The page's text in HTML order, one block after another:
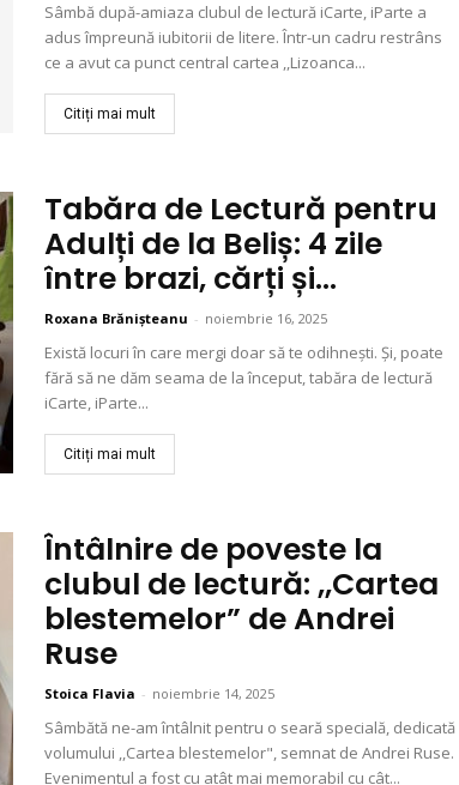
Sâmbă după-amiaza clubul de lectură iCarte, iParte a
adus împreună iubitorii de litere. Într-un cadru restrâns
ce a avut ca punct central cartea ,,Lizoanca...
Citiți mai mult
Tabăra de Lectură pentru
Adulți de la Beliș: 4 zile
între brazi, cărți și...
Roxana Brănișteanu - noiembrie 16, 2025
Există locuri în care mergi doar să te odihnești. Și, poate
fără să ne dăm seama de la început, tabăra de lectură
iCarte, iParte...
Citiți mai mult
Întâlnire de poveste la
clubul de lectură: ,,Cartea
blestemelor” de Andrei
Ruse
Stoica Flavia - noiembrie 14, 2025
Sâmbătă ne-am întâlnit pentru o seară specială, dedicată
volumului ,,Cartea blestemelor", semnat de Andrei Ruse.
Evenimentul a fost cu atât mai memorabil cu cât...